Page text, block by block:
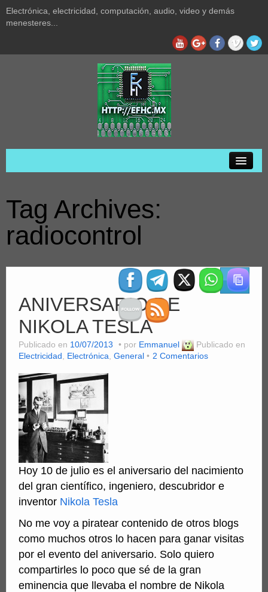
Electrónica, electricidad, computación, audio, video y demás
menesteres...
Privacidad
Acerca de
Computación
MiniSFX
Servicios
PDFs
Videos
Tag Archives:
radiocontrol
ANIVERSARIO DE
NIKOLA TESLA
Publicado en 10/07/2013 por Emmanuel
Publicado en
Electricidad
Electrónica General 2 Comentarios
Hoy 10 de julio es el aniversario del nacimiento
del gran científico, ingeniero, descubridor e
inventor Nikola Tesla
No me voy a piratear contenido de otros blogs
como muchos otros lo hacen para ganar visitas
por el evento del aniversario. Solo quiero
compartirles lo poco que sé de la gran
eminencia que llevaba el nombre de Nikola